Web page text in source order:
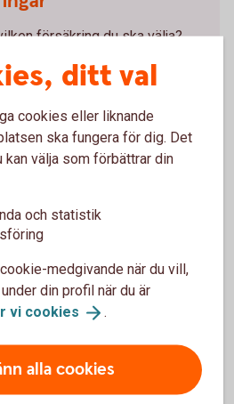
försäkring du ska välja?
hos
täcker kostnader för
om skadedjuren
av försäkringen
ditt val
cookies eller liknande
ska fungera för dig. Det
välja som förbättrar din
och statistik
medgivande när du vill,
din profil när du är
vi cookies .
alla cookies